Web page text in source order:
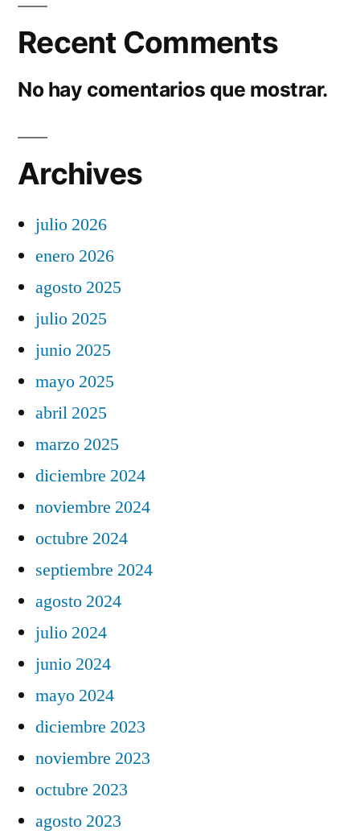
Recent Comments
No hay comentarios que mostrar.
Archives
julio 2026
enero 2026
agosto 2025
julio 2025
junio 2025
mayo 2025
abril 2025
marzo 2025
diciembre 2024
noviembre 2024
octubre 2024
septiembre 2024
agosto 2024
julio 2024
junio 2024
mayo 2024
diciembre 2023
noviembre 2023
octubre 2023
agosto 2023